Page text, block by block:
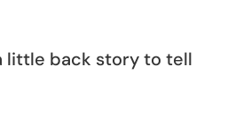
little back story to tell